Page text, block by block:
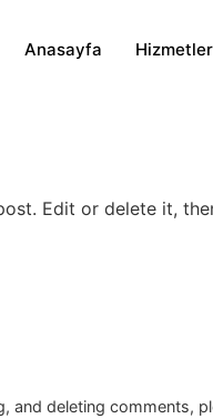
Anasayfa
Edit or delete it,
and deleting comments,